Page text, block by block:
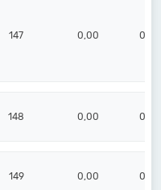
147 0,00 0,00
148 0,00 0,00
149 0,00 0,00